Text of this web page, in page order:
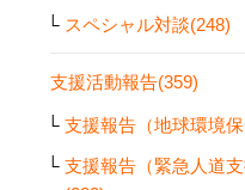
スペシャル対談(248)
支援活動報告(359)
支援報告（地球環境
支援報告（緊急人道支